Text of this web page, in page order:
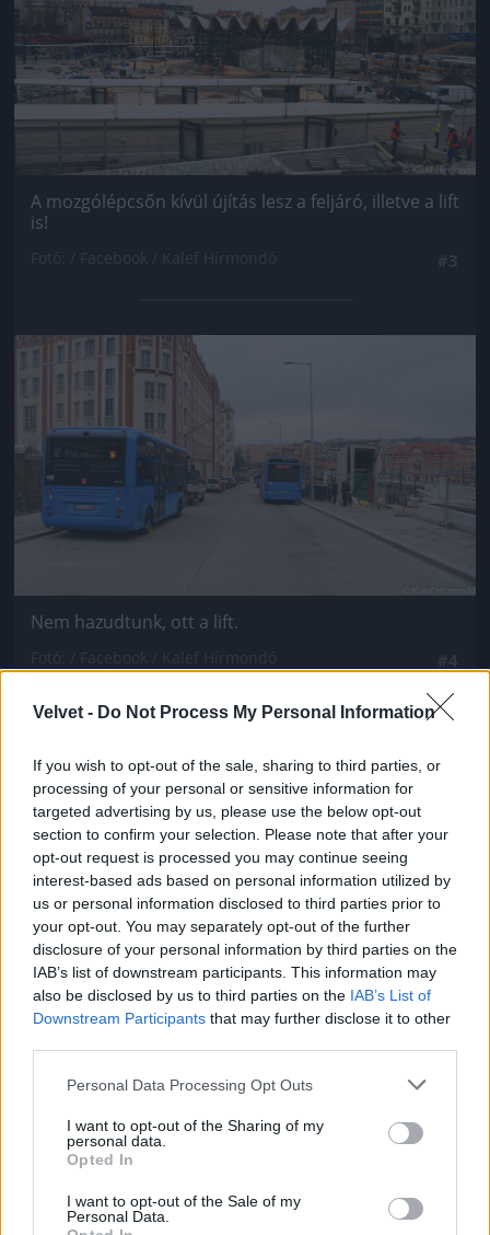
Velvet - Do Not Process My Personal Information
If you wish to opt-out of the sale, sharing to third parties, or
processing of your personal or sensitive information for
targeted advertising by us, please use the below opt-out
section to confirm your selection. Please note that after your
opt-out request is processed you may continue seeing
interest-based ads based on personal information utilized by
us or personal information disclosed to third parties prior to
your opt-out. You may separately opt-out of the further
disclosure of your personal information by third parties on the
IAB’s list of downstream participants. This information may
also be disclosed by us to third parties on the IAB’s List of
Downstream Participants that may further disclose it to other
Please note that this website/app uses one or more Google
not limited to your visit or usage behaviour. You may click to
grant or deny consent to Google and its third-party tags to
use your data for below specified purposes in below Google
consent section.
Personal Data Processing Opt Outs
I want to opt-out of the Sharing of my
personal data.
Opted In
I want to opt-out of the Sale of my
Personal Data.
A mozgólépcsőn kívül újítás lesz a feljáró, illetve a lift
is!
Jön még kép!
Nem hazudtunk, ott a lift.
Jön még kép!
Beindultak a füvesítések.
Fotó: / Facebook / Kalef Hírmondó #5